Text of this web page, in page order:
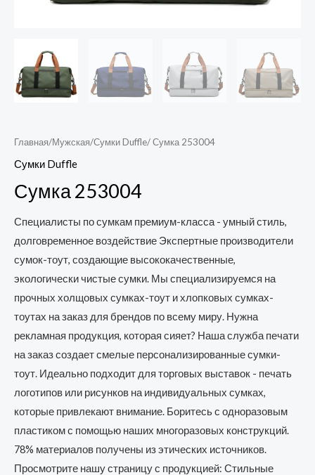
Главная/Мужская/Сумки Duffle/ Сумка 253004
Сумки Duffle
Сумка 253004
Специалисты по сумкам премиум-класса - умный стиль,
долговременное воздействие Экспертные производители
сумок-тоут, создающие высококачественные,
экологически чистые сумки. Мы специализируемся на
прочных холщовых сумках-тоут и хлопковых сумках-
тоутах на заказ для брендов по всему миру. Нужна
рекламная продукция, которая сияет? Наша служба печати
на заказ создает смелые персонализированные сумки-
тоут. Идеально подходит для торговых выставок - печать
логотипов или рисунков на индивидуальных сумках,
которые привлекают внимание. Боритесь с одноразовым
пластиком с помощью наших многоразовых конструкций.
78% материалов получены из этических источников.
Просмотрите нашу страницу с продукцией: Стильные